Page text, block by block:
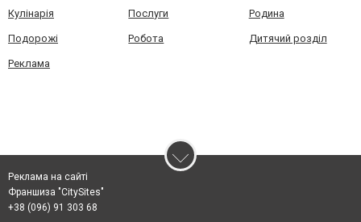
Кулінарія Послуги Родина
Подорожі Робота Дитячий розділ
Реклама
Реклама на сайті
Франшиза "CitySites"
+38 (096) 91 303 68